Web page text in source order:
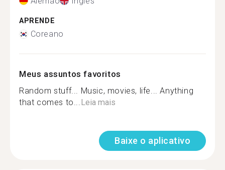
APRENDE
Coreano
Meus assuntos favoritos
Random stuff... Music, movies, life... Anything
that comes to...Leia mais
Baixe o aplicativo